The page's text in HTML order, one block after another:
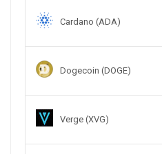
Cardano (ADA)
Dogecoin (DOGE)
Verge (XVG)